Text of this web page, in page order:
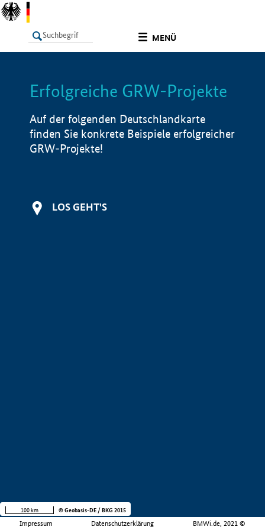
MENÜ
LISTE Info
Erfolgreiche GRW-Projekte
Auf der folgenden Deutschlandkarte
finden Sie konkrete Beispiele erfolgreicher
GRW-Projekte!
LOS GEHT'S
Impressum Datenschutzerklärung BMWi.de, 2021 ©
100 km © Geobasis-DE / BKG 2015